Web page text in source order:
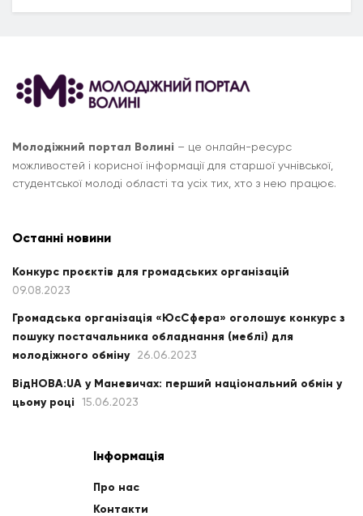
Молодіжний портал Волині – це онлайн-ресурс
можливостей і корисної інформації для старшої учнівської,
студентської молоді області та усіх тих, хто з нею працює.
Останні новини
Конкурс проєктів для громадських організацій
09.08.2023
Громадська організація «ЮсСфера» оголошує конкурс з
пошуку постачальника обладнання (меблі) для
молодіжного обміну
26.06.2023
ВідНОВА:UA у Маневичах: перший національний обмін у
цьому році
15.06.2023
Інформація
Про нас
Контакти